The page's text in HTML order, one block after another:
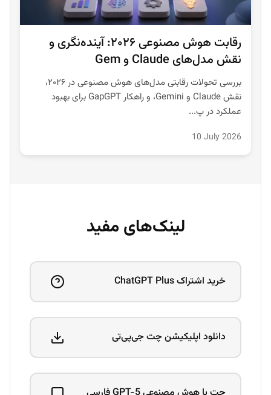
رقابت هوش مصنوعی ۲۰۲۶: آینده‌نگری و
نقش مدل‌های Claude و Gem
بررسی تحولات رقابتی مدل‌های هوش مصنوعی در ۲۰۲۶،
نقش Claude و Gemini، و راهکار GapGPT برای بهبود
عملکرد در پ...
10 July 2026
لینک‌های مفید
خرید اشتراک ChatGPT Plus
دانلود اپلیکیشن چت جی‌پی‌تی